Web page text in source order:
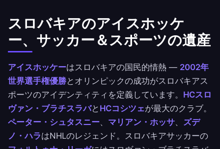
スロバキアのアイスホッケ
ー、サッカー＆スポーツの遺産
アイスホッケーはスロバキアの国民的情熱 — 2002年
世界選手権優勝とオリンピックの成功がスロバキアス
ポーツのアイデンティティを定義しています。 HCスロ
ヴァン・ブラチスラバと HCコシツェが最大のクラブ。
ペーター・シュタスニー、 マリアン・ホッサ、 ズデ
ノ・ハラはNHLのレジェンド。スロバキアサッカーの